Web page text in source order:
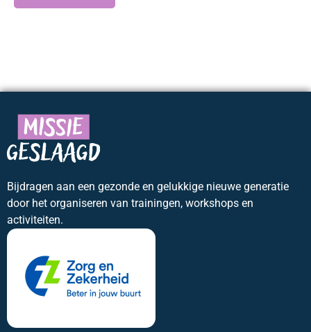
Bijdragen aan een gezonde en gelukkige nieuwe generatie
door het organiseren van trainingen, workshops en
activiteiten.